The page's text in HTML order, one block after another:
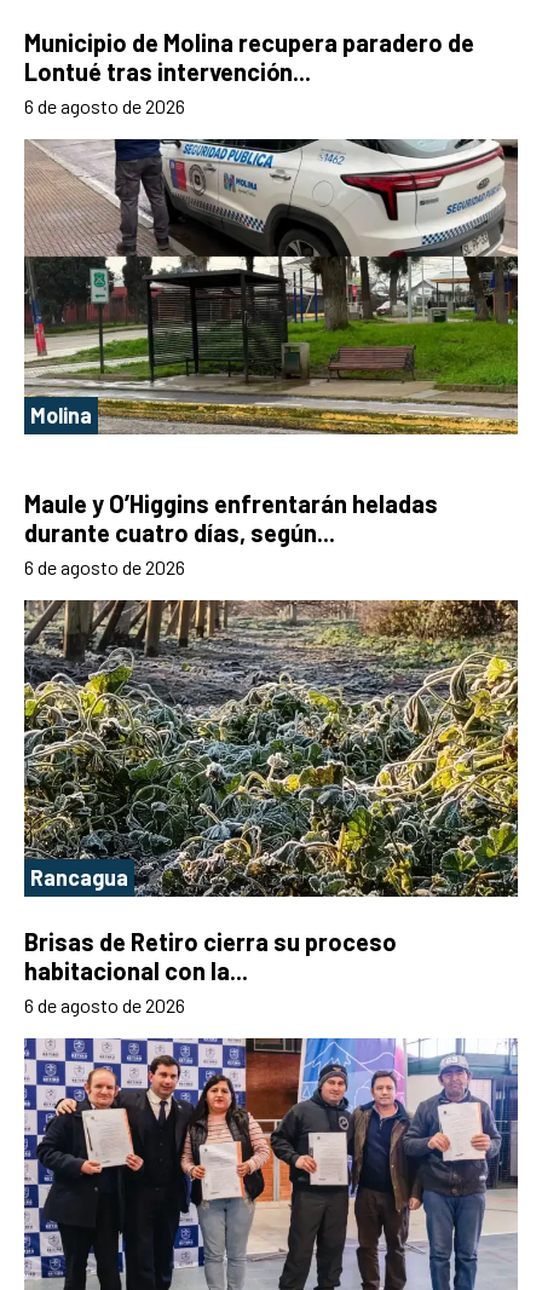
Municipio de Molina recupera paradero de
Lontué tras intervención...
6 de agosto de 2026
Molina
Maule y O’Higgins enfrentarán heladas
durante cuatro días, según...
6 de agosto de 2026
Rancagua
Brisas de Retiro cierra su proceso
habitacional con la...
6 de agosto de 2026